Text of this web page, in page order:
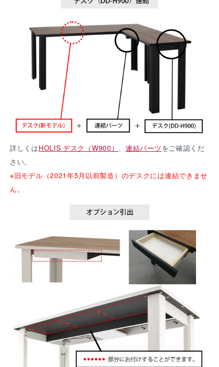
詳しくはHOLIS デスク（W900） 、連結パーツをご確認くだ
さい。
※旧モデル（2021年5月以前製造）のデスクには連結できませ
ん。